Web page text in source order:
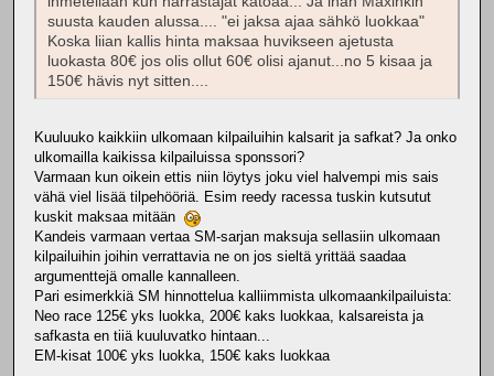
suusta kauden alussa.... "ei jaksa ajaa sähkö luokkaa"
Koska liian kallis hinta maksaa huvikseen ajetusta
luokasta 80€ jos olis ollut 60€ olisi ajanut...no 5 kisaa ja
150€ hävis nyt sitten....
Kuuluuko kaikkiin ulkomaan kilpailuihin kalsarit ja safkat? Ja onko
ulkomailla kaikissa kilpailuissa sponssori?
Varmaan kun oikein ettis niin löytys joku viel halvempi mis sais
vähä viel lisää tilpehööriä. Esim reedy racessa tuskin kutsutut
kuskit maksaa mitään
Kandeis varmaan vertaa SM-sarjan maksuja sellasiin ulkomaan
kilpailuihin joihin verrattavia ne on jos sieltä yrittää saadaa
argumenttejä omalle kannalleen.
Pari esimerkkiä SM hinnottelua kalliimmista ulkomaankilpailuista:
Neo race 125€ yks luokka, 200€ kaks luokkaa, kalsareista ja
safkasta en tiiä kuuluvatko hintaan...
EM-kisat 100€ yks luokka, 150€ kaks luokkaa